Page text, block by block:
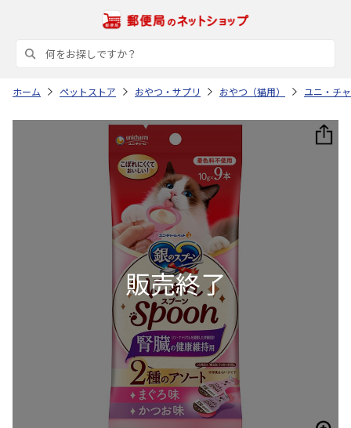
ホーム ペットストア おやつ・サプリ おやつ（猫用） ユニ・チ